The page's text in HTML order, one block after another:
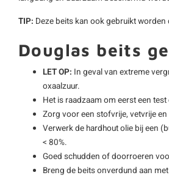
TIP: Deze beits kan ook gebruikt
Douglas beits
LET OP: In geval van extreme
oxaalzuur.
Het is raadzaam om eerst een
Zorg voor een stofvrije, vetvrije
Verwerk de hardhout olie bij een
< 80%.
Goed schudden of doorroeren
Breng de beits onverdund aan